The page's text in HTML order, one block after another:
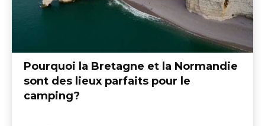
Pourquoi la Bretagne et la Normandie
sont des lieux parfaits pour le
camping?